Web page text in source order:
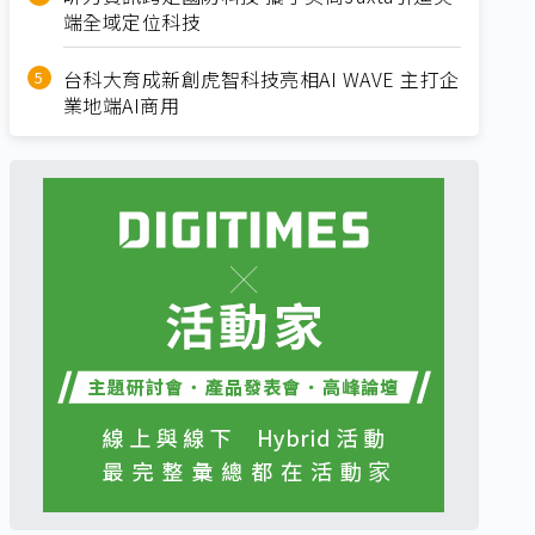
端全域定位科技
台科大育成新創虎智科技亮相AI WAVE 主打企
業地端AI商用